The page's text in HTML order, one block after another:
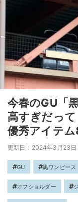
今春のGU「
高すぎだっ
優秀アイテ
更新日：2024年3月23日
GU 黒ワンピース
オフショルダー